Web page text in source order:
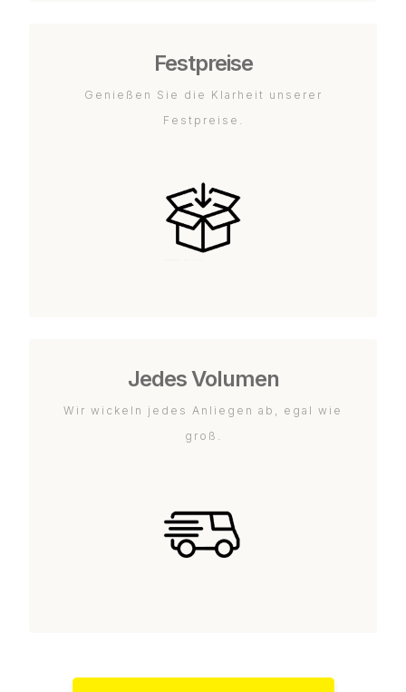
Festpreise
Genießen Sie die Klarheit unserer
Festpreise.
Jedes Volumen
Wir wickeln jedes Anliegen ab, egal wie
groß.